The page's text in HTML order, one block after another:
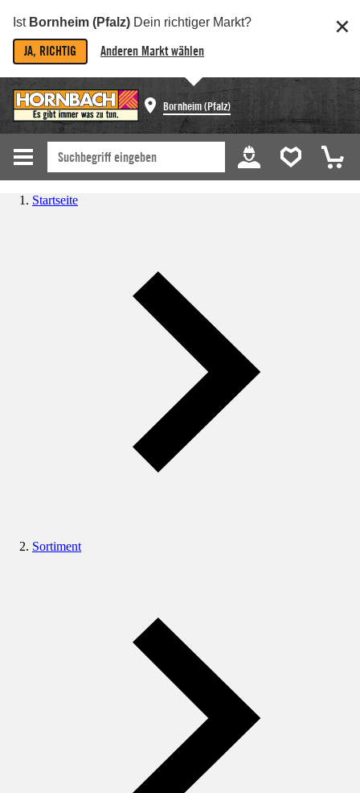
Ist Bornheim (Pfalz) Dein richtiger Markt?
JA, RICHTIG Anderen Markt wählen
Bornheim (Pfalz)
Startseite
Sortiment